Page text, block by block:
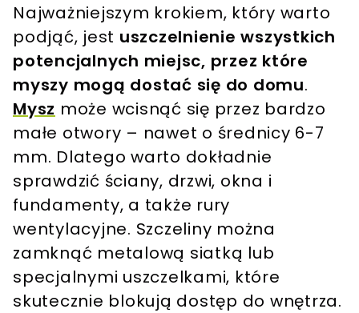
Najważniejszym krokiem, który warto
podjąć, jest uszczelnienie wszystkich
potencjalnych miejsc, przez które
myszy mogą dostać się do domu.
Mysz może wcisnąć się przez bardzo
małe otwory – nawet o średnicy 6-7
mm. Dlatego warto dokładnie
sprawdzić ściany, drzwi, okna i
fundamenty, a także rury
wentylacyjne. Szczeliny można
zamknąć metalową siatką lub
specjalnymi uszczelkami, które
skutecznie blokują dostęp do wnętrza.